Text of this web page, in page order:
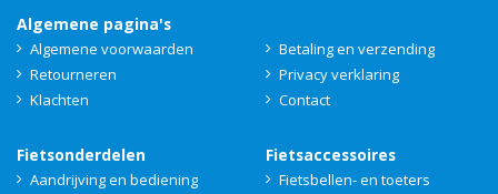
Algemene pagina's
Algemene voorwaarden
Betaling en verzending
Retourneren
Privacy verklaring
Klachten
Contact
Fietsonderdelen
Aandrijving en bediening
Fietsaccessoires
Fietsbellen- en toeters